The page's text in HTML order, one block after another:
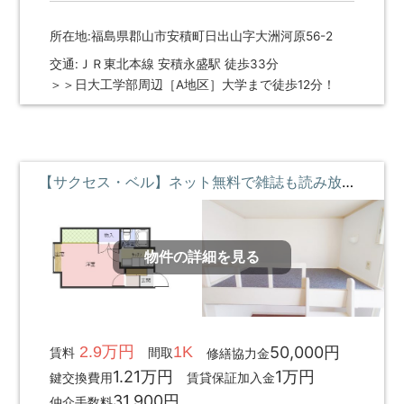
所在地:福島県郡山市安積町日出山字大洲河原56-2
交通:ＪＲ東北本線 安積永盛駅 徒歩33分
＞＞日大工学部周辺［A地区］大学まで徒歩12分！
【サクセス・ベル】ネット無料で雑誌も読み放題♪ロフトベッド付 ②階 **即入居募集中**
物件の詳細を見る
賃料2.9万円 間取1K 修繕協力金50,000円
鍵交換費用1.21万円 賃貸保証加入金1万円